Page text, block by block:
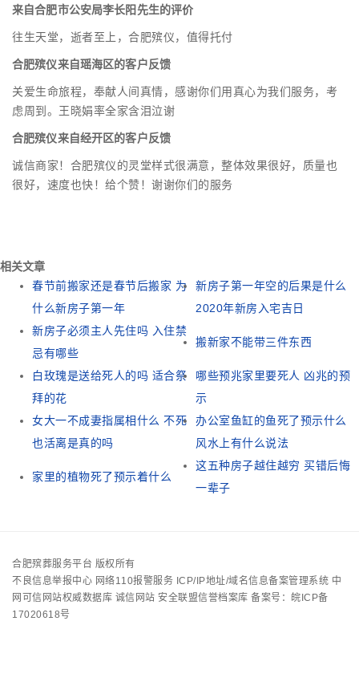
来自合肥市公安局李长阳先生的评价
往生天堂，逝者至上，合肥殡仪，值得托付
合肥殡仪来自瑶海区的客户反馈
关爱生命旅程，奉献人间真情，感谢你们用真心为我们服务，考
虑周到。王晓娟率全家含泪泣谢
合肥殡仪来自经开区的客户反馈
诚信商家！合肥殡仪的灵堂样式很满意，整体效果很好，质量也
很好，速度也快！给个赞！谢谢你们的服务
相关文章
春节前搬家还是春节后搬家 为
什么新房子第一年
新房子第一年空的后果是什么
2020年新房入宅吉日
新房子必须主人先住吗 入住禁
忌有哪些
搬新家不能带三件东西
白玫瑰是送给死人的吗 适合祭
拜的花
哪些预兆家里要死人 凶兆的预
示
女大一不成妻指属相什么 不死
也活离是真的吗
办公室鱼缸的鱼死了预示什么
风水上有什么说法
家里的植物死了预示着什么
这五种房子越住越穷 买错后悔
一辈子
合肥殡葬服务平台 版权所有
不良信息举报中心 网络110报警服务 ICP/IP地址/域名信息备案管理系统 中
网可信网站权威数据库 诚信网站 安全联盟信誉档案库 备案号：皖ICP备
17020618号